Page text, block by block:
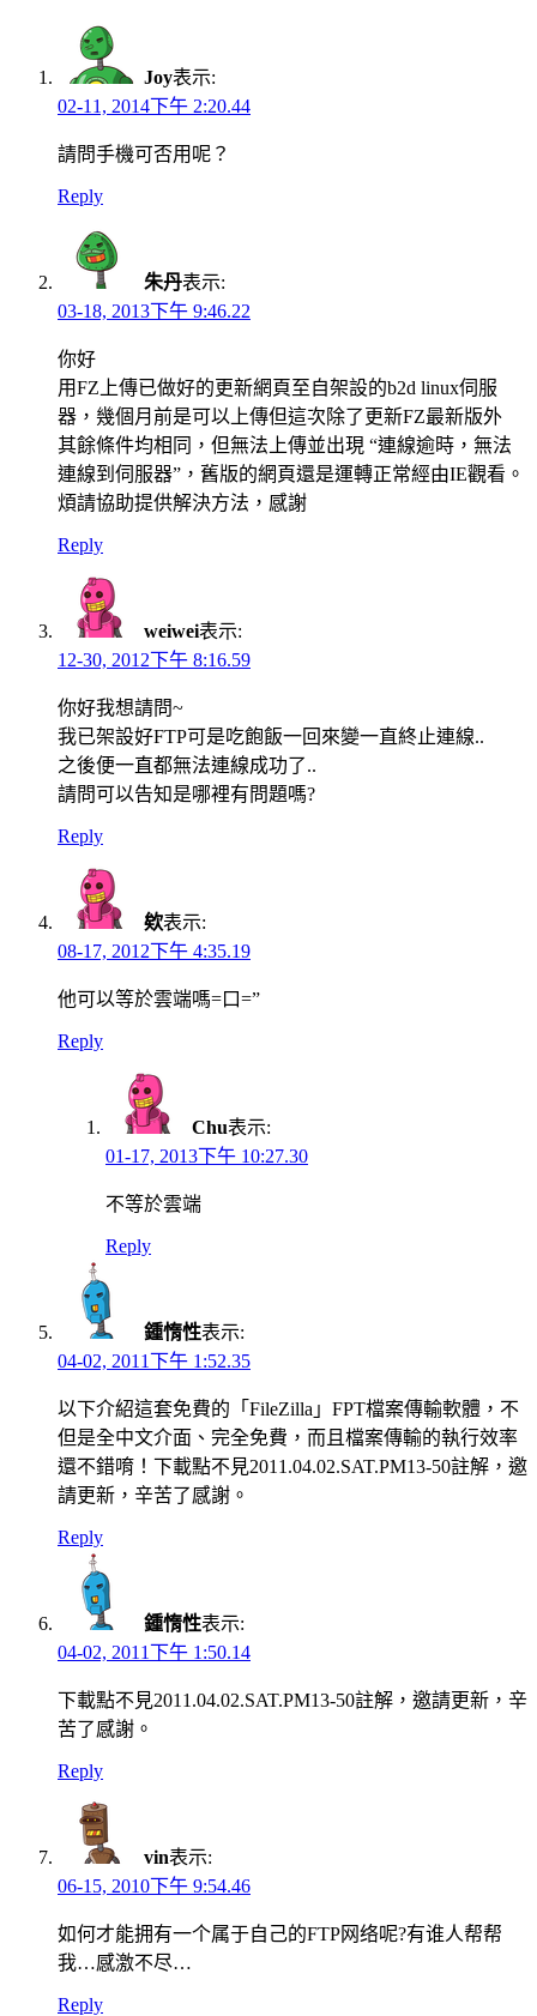
Joy表示:
02-11, 2014下午 2:20.44
請問手機可否用呢？
Reply
朱丹表示:
03-18, 2013下午 9:46.22
你好
用FZ上傳已做好的更新網頁至自架設的b2d linux伺服
器，幾個月前是可以上傳但這次除了更新FZ最新版外
其餘條件均相同，但無法上傳並出現 “連線逾時，無法
連線到伺服器”，舊版的網頁還是運轉正常經由IE觀看。
煩請協助提供解決方法，感謝
Reply
weiwei表示:
12-30, 2012下午 8:16.59
你好我想請問~
我已架設好FTP可是吃飽飯一回來變一直終止連線..
之後便一直都無法連線成功了..
請問可以告知是哪裡有問題嗎?
Reply
欸表示:
08-17, 2012下午 4:35.19
他可以等於雲端嗎=口=”
Reply
Chu表示:
01-17, 2013下午 10:27.30
不等於雲端
Reply
鍾惰性表示:
04-02, 2011下午 1:52.35
以下介紹這套免費的「FileZilla」FPT檔案傳輸軟體，不
但是全中文介面、完全免費，而且檔案傳輸的執行效率
還不錯唷！下載點不見2011.04.02.SAT.PM13-50註解，邀
請更新，辛苦了感謝。
Reply
鍾惰性表示:
04-02, 2011下午 1:50.14
下載點不見2011.04.02.SAT.PM13-50註解，邀請更新，辛
苦了感謝。
Reply
vin表示:
06-15, 2010下午 9:54.46
如何才能拥有一个属于自己的FTP网络呢?有谁人帮帮
我…感激不尽…
Reply